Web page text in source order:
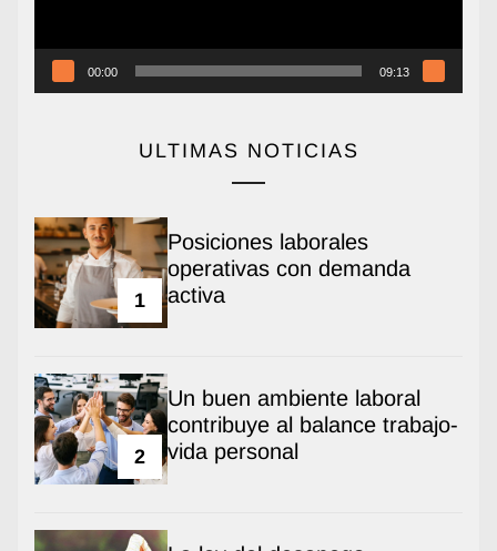
00:00 09:13
ULTIMAS NOTICIAS
1
Posiciones laborales
operativas con demanda
activa
2
Un buen ambiente laboral
contribuye al balance trabajo-
vida personal